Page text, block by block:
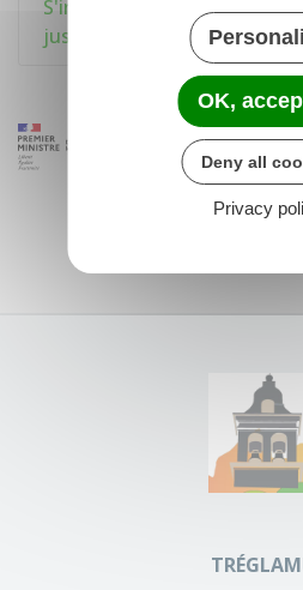
S'inscrire sur une liste
justificatif de domicile ?
OK,
Deny all
Privacy